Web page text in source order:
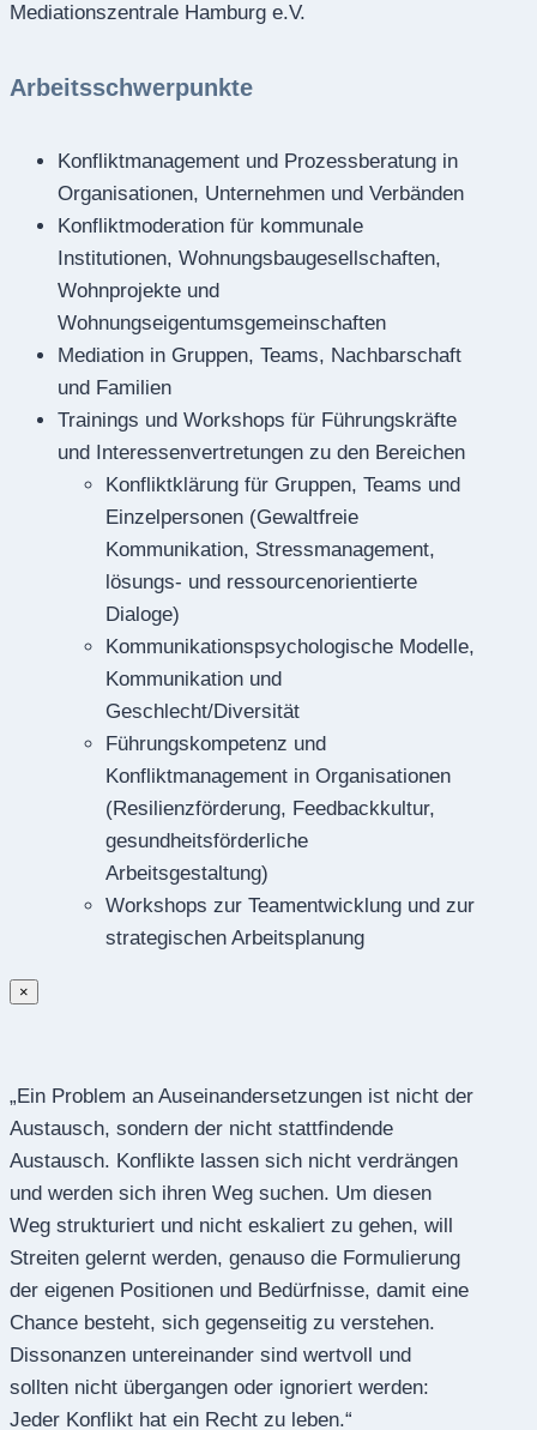
Mediationszentrale Hamburg e.V.
Arbeitsschwerpunkte
Konfliktmanagement und Prozessberatung in
Organisationen, Unternehmen und Verbänden
Konfliktmoderation für kommunale
Institutionen, Wohnungsbaugesellschaften,
Wohnprojekte und
Wohnungseigentumsgemeinschaften
Mediation in Gruppen, Teams, Nachbarschaft
und Familien
Trainings und Workshops für Führungskräfte
und Interessenvertretungen zu den Bereichen
Konfliktklärung für Gruppen, Teams und
Einzelpersonen (Gewaltfreie
Kommunikation, Stressmanagement,
lösungs- und ressourcenorientierte
Dialoge)
Kommunikationspsychologische Modelle,
Kommunikation und
Geschlecht/Diversität
Führungskompetenz und
Konfliktmanagement in Organisationen
(Resilienzförderung, Feedbackkultur,
gesundheitsförderliche
Arbeitsgestaltung)
Workshops zur Teamentwicklung und zur
strategischen Arbeitsplanung
×
„Ein Problem an Auseinandersetzungen ist nicht der
Austausch, sondern der nicht stattfindende
Austausch. Konflikte lassen sich nicht verdrängen
und werden sich ihren Weg suchen. Um diesen
Weg strukturiert und nicht eskaliert zu gehen, will
Streiten gelernt werden, genauso die Formulierung
der eigenen Positionen und Bedürfnisse, damit eine
Chance besteht, sich gegenseitig zu verstehen.
Dissonanzen untereinander sind wertvoll und
sollten nicht übergangen oder ignoriert werden:
Jeder Konflikt hat ein Recht zu leben.“